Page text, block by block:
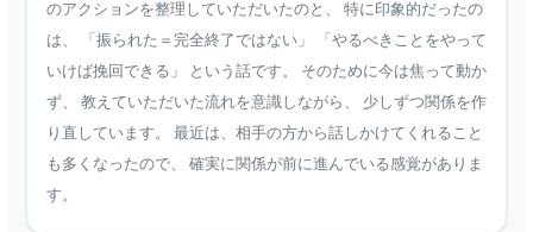
のアクションを整理していただいたのと、 特に印象的だったの
は、 「振られた＝完全終了ではない」 「やるべきことをやって
いけば挽回できる」 という話です。 そのために今は焦って動か
ず、 教えていただいた流れを意識しながら、 少しずつ関係を作
り直しています。 最近は、相手の方から話しかけてくれること
も多くなったので、 確実に関係が前に進んでいる感覚がありま
す。